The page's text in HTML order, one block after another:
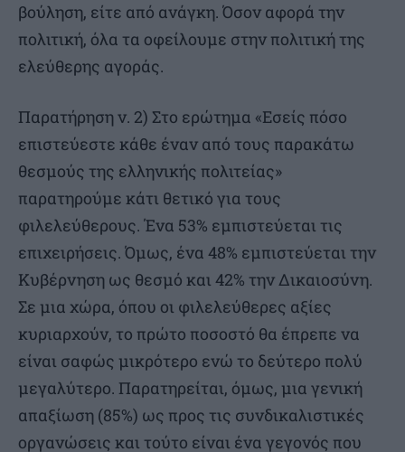
βούληση, είτε από ανάγκη. Όσον αφορά την
πολιτική, όλα τα οφείλουμε στην πολιτική της
ελεύθερης αγοράς.
Παρατήρηση ν. 2) Στο ερώτημα «Εσείς πόσο
επιστεύεστε κάθε έναν από τους παρακάτω
θεσμούς της ελληνικής πολιτείας»
παρατηρούμε κάτι θετικό για τους
φιλελεύθερους. Ένα 53% εμπιστεύεται τις
επιχειρήσεις. Όμως, ένα 48% εμπιστεύεται την
Κυβέρνηση ως θεσμό και 42% την Δικαιοσύνη.
Σε μια χώρα, όπου οι φιλελεύθερες αξίες
κυριαρχούν, το πρώτο ποσοστό θα έπρεπε να
είναι σαφώς μικρότερο ενώ το δεύτερο πολύ
μεγαλύτερο. Παρατηρείται, όμως, μια γενική
απαξίωση (85%) ως προς τις συνδικαλιστικές
οργανώσεις και τούτο είναι ένα γεγονός που